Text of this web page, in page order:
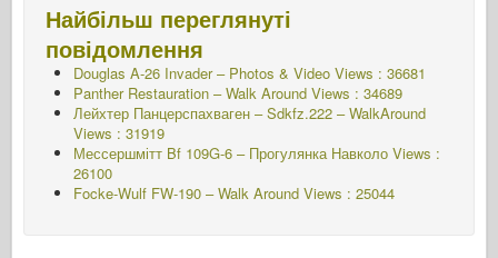
Найбільш переглянуті
повідомлення
Douglas A-26 Invader – Photos & Video Views : 36681
Panther Restauration – Walk Around Views : 34689
Лейхтер Панцерспахваген – Sdkfz.222 – WalkAround
Views : 31919
Мессершмітт Bf 109G-6 – Прогулянка Навколо Views :
26100
Focke-Wulf FW-190 – Walk Around Views : 25044